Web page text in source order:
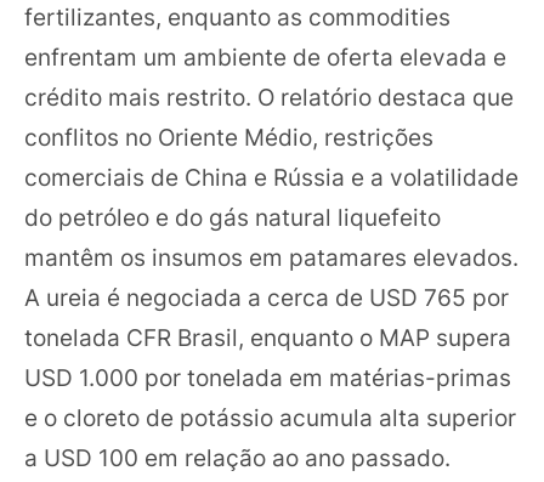
fertilizantes, enquanto as commodities
enfrentam um ambiente de oferta elevada e
crédito mais restrito. O relatório destaca que
conflitos no Oriente Médio, restrições
comerciais de China e Rússia e a volatilidade
do petróleo e do gás natural liquefeito
mantêm os insumos em patamares elevados.
A ureia é negociada a cerca de USD 765 por
tonelada CFR Brasil, enquanto o MAP supera
USD 1.000 por tonelada em matérias-primas
e o cloreto de potássio acumula alta superior
a USD 100 em relação ao ano passado.